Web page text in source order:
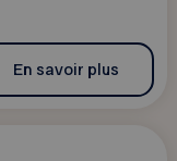
En savoir plus